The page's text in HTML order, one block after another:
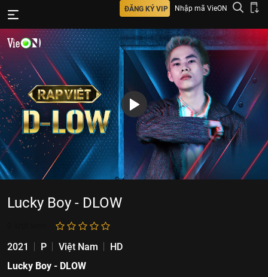
ĐĂNG KÝ VIP Nhập mã VieON
Lucky Boy - DLOW
2021 P Việt Nam
HD
Lucky Boy - DLOW